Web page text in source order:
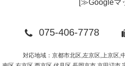
[≫Googleマ
075-406-7778
対応地域：京都市北区,左京区,上京区,